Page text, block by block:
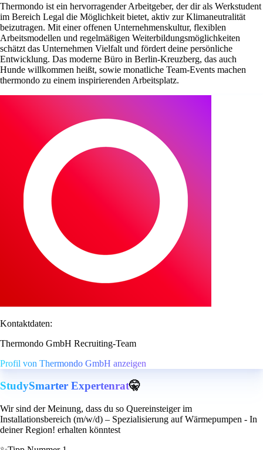
Thermondo ist ein hervorragender Arbeitgeber, der dir als Werkstudent
im Bereich Legal die Möglichkeit bietet, aktiv zur Klimaneutralität
beizutragen. Mit einer offenen Unternehmenskultur, flexiblen
Arbeitsmodellen und regelmäßigen Weiterbildungsmöglichkeiten
schätzt das Unternehmen Vielfalt und fördert deine persönliche
Entwicklung. Das moderne Büro in Berlin-Kreuzberg, das auch
Hunde willkommen heißt, sowie monatliche Team-Events machen
thermondo zu einem inspirierenden Arbeitsplatz.
Kontaktdaten:
Thermondo GmbH Recruiting-Team
Profil von Thermondo GmbH anzeigen
StudySmarter Expertenrat🤫
Wir sind der Meinung, dass du so Quereinsteiger im
Installationsbereich (m/w/d) – Spezialisierung auf Wärmepumpen - In
deiner Region! erhalten könntest